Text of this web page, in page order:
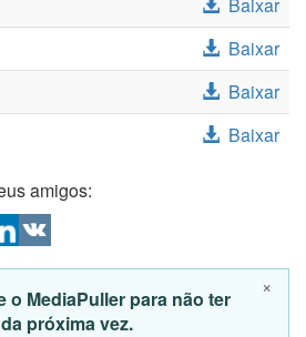
Baixar
Baixar
Baixar
amigos:
×
o MediaPuller para não ter
próxima vez.